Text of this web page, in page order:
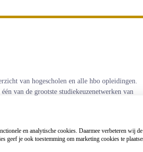
van hogescholen en alle hbo opleidingen.
van de grootste studiekeuzenetwerken van
en analytische cookies. Daarmee verbeteren wij
geef je ook toestemming om marketing cookies te